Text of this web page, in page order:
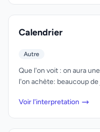
Calendrier
Autre
Que l'on voit : on aura
l'on achète: beaucoup de
Voir l'interpretation